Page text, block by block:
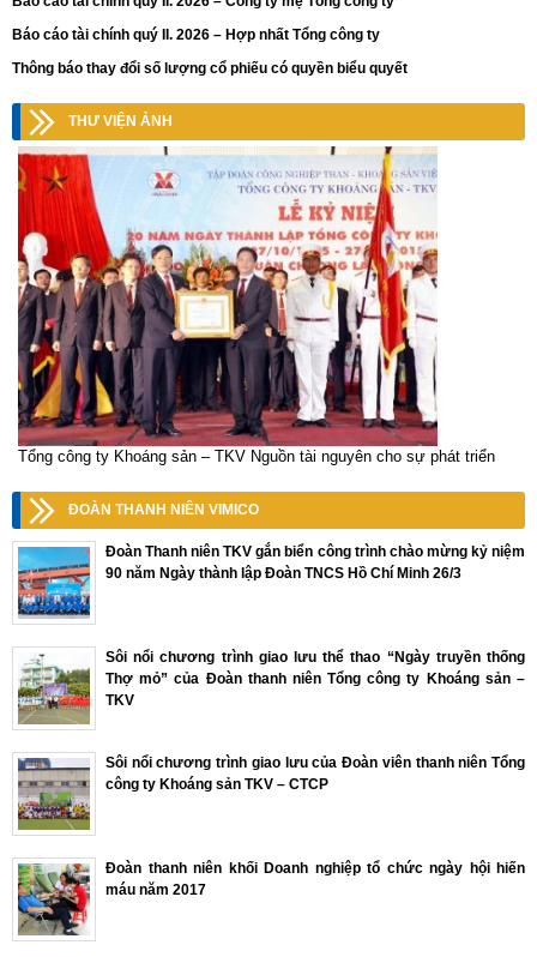
Báo cáo tài chính quý II. 2026 – Hợp nhất Tổng công ty
Thông báo thay đổi số lượng cổ phiếu có quyền biểu quyết
THƯ VIỆN ẢNH
Tổng công ty Khoáng sản – TKV Nguồn tài nguyên cho sự phát triển
ĐOÀN THANH NIÊN VIMICO
Đoàn Thanh niên TKV gắn biển công trình chào mừng kỷ niệm
90 năm Ngày thành lập Đoàn TNCS Hồ Chí Minh 26/3
Sôi nổi chương trình giao lưu thể thao “Ngày truyền thống
Thợ mỏ” của Đoàn thanh niên Tổng công ty Khoáng sản –
TKV
Sôi nổi chương trình giao lưu của Đoàn viên thanh niên Tổng
công ty Khoáng sản TKV – CTCP
Đoàn thanh niên khối Doanh nghiệp tổ chức ngày hội hiến
máu năm 2017